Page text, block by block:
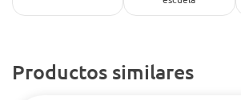
Productos similares